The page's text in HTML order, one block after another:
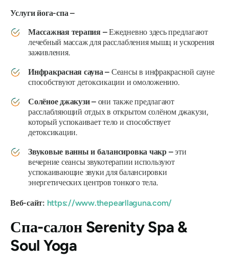
Услуги йога-спа –
Массажная терапия–Ежедневно здесь предлагают
лечебный массаж для расслабления мышц и ускорения
заживления.
Инфракрасная сауна – Сеансы в инфракрасной сауне
способствуют детоксикации и омоложению.
Солёное джакузи – они также предлагают
расслабляющий отдых в открытом солёном джакузи,
который успокаивает тело и способствует
детоксикации.
Звуковые ванны и балансировка чакр –эти
вечерние сеансы звукотерапии используют
успокаивающие звуки для балансировки
энергетических центров тонкого тела.
Веб-сайт: https://www.thepearllaguna.com/
Спа-салон Serenity Spa &
Soul Yoga